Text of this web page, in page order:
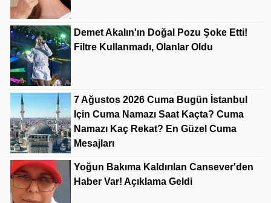
Demet Akalın'ın Doğal Pozu Şoke Etti!
Filtre Kullanmadı, Olanlar Oldu
7 Ağustos 2026 Cuma Bugün İstanbul
Için Cuma Namazı Saat Kaçta? Cuma
Namazı Kaç Rekat? En Güzel Cuma
Mesajları
Yoğun Bakıma Kaldırılan Cansever'den
Haber Var! Açıklama Geldi